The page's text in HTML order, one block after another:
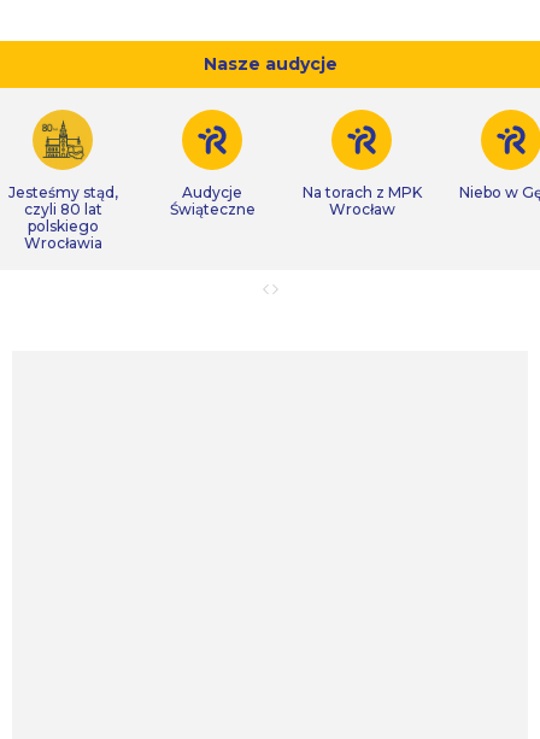
Nasze audycje
Jesteśmy stąd,
czyli 80 lat
polskiego
Wrocławia
Audycje
Świąteczne
Na torach z MPK
Wrocław
Niebo w